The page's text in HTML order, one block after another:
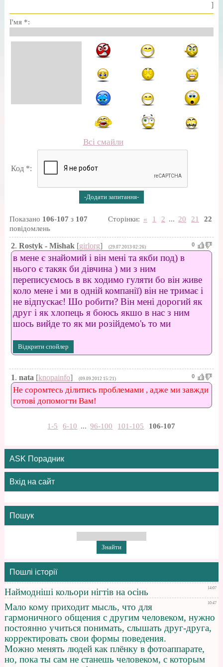
]
І'мя *:
Всі смайли
Код *:
Сторінки: « 1 2 ... 20 21 22
Показано 106-107 з 107
повідомлень
0
2. Rostyk - Mishak [girlorg] (29.07.2013 02:26)
в мене є знайомий і він мені та якби под) в
нього є такяк би дівчина ) ми з ним
переписуємось в вк ходимо гуляти бо він живе
коло мене і ми в одній компанії) він не тримає і
не відпускає! Шо робити? Він мені дорогий як
друг і як хлопець я боюсь якшо в нас з ним
шось вийде то як ми розійдемо'ь то ми
0
1. nata [knopainfo] (09.09.2012 15:21)
Не соромтесь ділитись проблемами , адже ми завжди
готові допомогти Вам!
1-5 6-10 ... 96-100 101-105 106-107
ASK Порадник
Вхід на сайт
Пошук
Пошлі історії